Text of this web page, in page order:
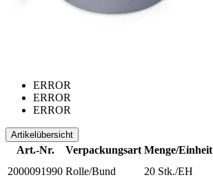
ERROR
ERROR
ERROR
Artikelübersicht
Art.-Nr. Verpackungsart Menge/Einheit
2000091990 Rolle/Bund 20 Stk./EH